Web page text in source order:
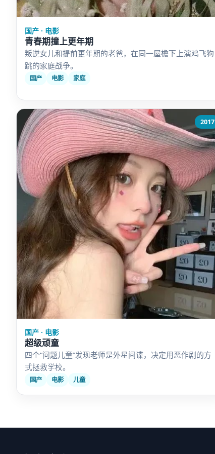
国产 · 电影
青春期撞上更年期
叛逆女儿和提前更年期的老爸，在同一屋檐下上演鸡飞狗
跳的家庭战争。
国产 电影 家庭
2017
国产 · 电影
超级顽童
四个“问题儿童”发现老师是外星间谍，决定用恶作剧的方
式拯救学校。
国产 电影 儿童